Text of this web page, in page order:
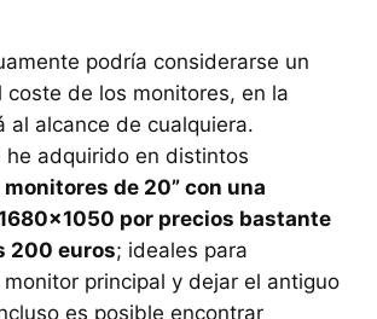
podría considerarse un
coste de los monitores, en la
al alcance de cualquiera.
he adquirido en distintos
monitores de 20” con una
por precios bastante
200 euros; ideales para
principal y dejar el antiguo
es posible encontrar